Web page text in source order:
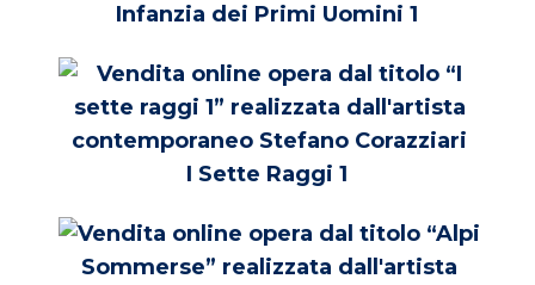
Infanzia dei Primi Uomini 1
I Sette Raggi 1